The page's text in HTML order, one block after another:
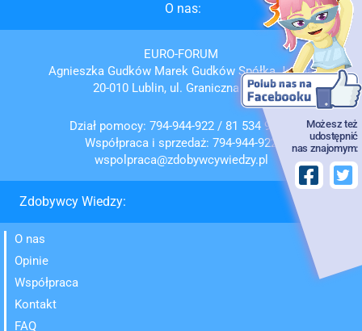
Możesz też
udostępnić
nas znajomym:
O nas:
EURO-FORUM
Agnieszka Gudków Marek Gudków Spółka Jawna
20-010 Lublin, ul. Graniczna 4/7,8
Dział pomocy: 794-944-922/ 81 534 95 72
Współpraca i sprzedaż: 794-944-922
wspolpraca@zdobywcywiedzy.pl
Zdobywcy Wiedzy:
O nas
Opinie
Współpraca
Kontakt
FAQ